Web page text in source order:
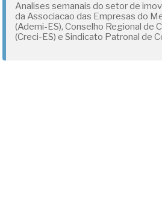
Analises semanais do setor de
da Associacao das Empresas do
(Ademi-ES), Conselho Regional de
(Creci-ES) e Sindicato Patronal de